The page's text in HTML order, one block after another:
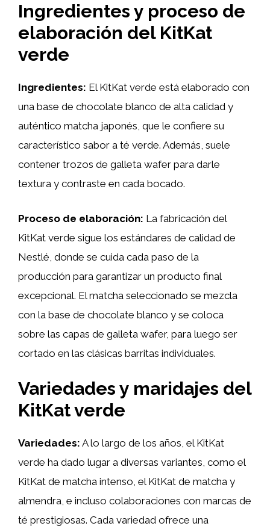
Ingredientes y proceso de
elaboración del KitKat
verde
Ingredientes: El KitKat verde está elaborado con
una base de chocolate blanco de alta calidad y
auténtico matcha japonés, que le confiere su
característico sabor a té verde. Además, suele
contener trozos de galleta wafer para darle
textura y contraste en cada bocado.
Proceso de elaboración: La fabricación del
KitKat verde sigue los estándares de calidad de
Nestlé, donde se cuida cada paso de la
producción para garantizar un producto final
excepcional. El matcha seleccionado se mezcla
con la base de chocolate blanco y se coloca
sobre las capas de galleta wafer, para luego ser
cortado en las clásicas barritas individuales.
Variedades y maridajes del
KitKat verde
Variedades: A lo largo de los años, el KitKat
verde ha dado lugar a diversas variantes, como el
KitKat de matcha intenso, el KitKat de matcha y
almendra, e incluso colaboraciones con marcas de
té prestigiosas. Cada variedad ofrece una